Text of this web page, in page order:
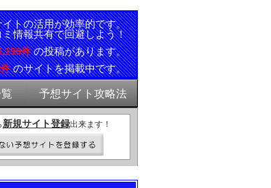
トの活用が効率的です。
情報共有で回避しよう！
件の投稿があります。
件のサイトを掲載中です。
予想サイト攻略法
新規サイト登録出来ます！